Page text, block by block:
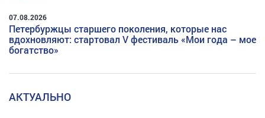
07.08.2026
Петербуржцы старшего поколения, которые нас
вдохновляют: стартовал V фестиваль «Мои года – мое
богатство»
АКТУАЛЬНО